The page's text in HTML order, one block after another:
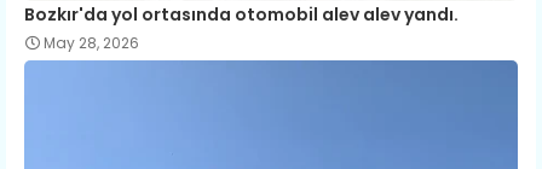
Bozkır'da yol ortasında otomobil alev alev yandı.
May 28, 2026